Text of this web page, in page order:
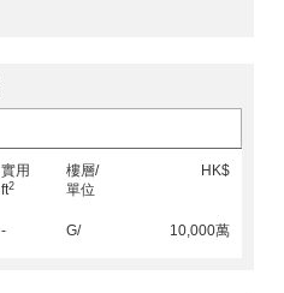
實用
ft2
樓層/
單位
HK$
- G/ 10,000萬